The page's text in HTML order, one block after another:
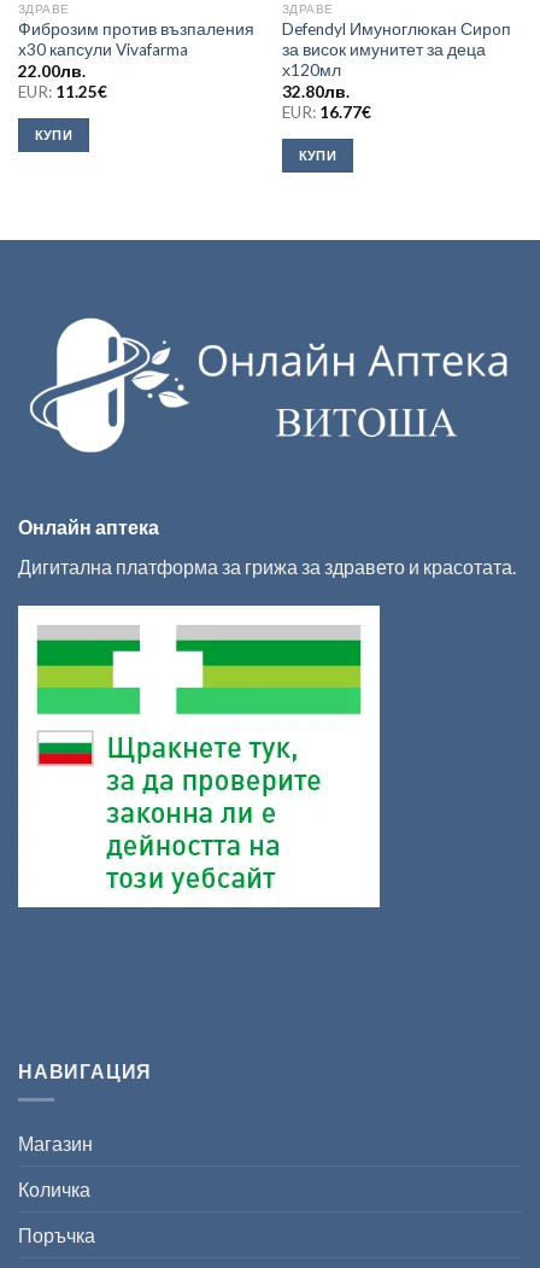
ЗДРАВЕ
Фиброзим против възпаления
x30 капсули Vivafarma
22.00лв.
EUR: 11.25€
КУПИ
ЗДРАВЕ
Defendyl Имуноглюкан Сирoп
за висок имунитет за деца
х120мл
32.80лв.
EUR: 16.77€
КУПИ
Онлайн аптека
Дигитална платформа за грижа за здравето и красотата.
НАВИГАЦИЯ
Магазин
Количка
Поръчка